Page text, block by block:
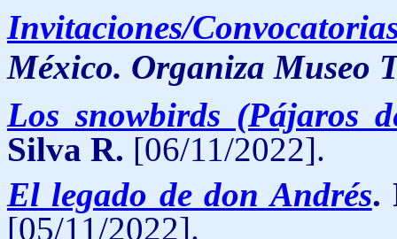
Invitaciones/
México. Organiza Museo
Los snowbirds (Pájaros
Silva R. [06/11/2022].
El legado de don Andrés.
[05/11/2022].